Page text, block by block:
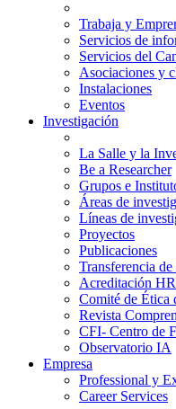
Trabaja y
Servicios de
Servicios del
Asociaciones y
Instalaciones
Eventos
Investigación
La Salle y la
Be a Researcher
Grupos e
Áreas de
Líneas de
Proyectos
Publicaciones
Transferencia
Acreditación
Comité de Ética
Revista
CFI- Centro de
Observatorio IA
Empresa
Professional y
Career Services